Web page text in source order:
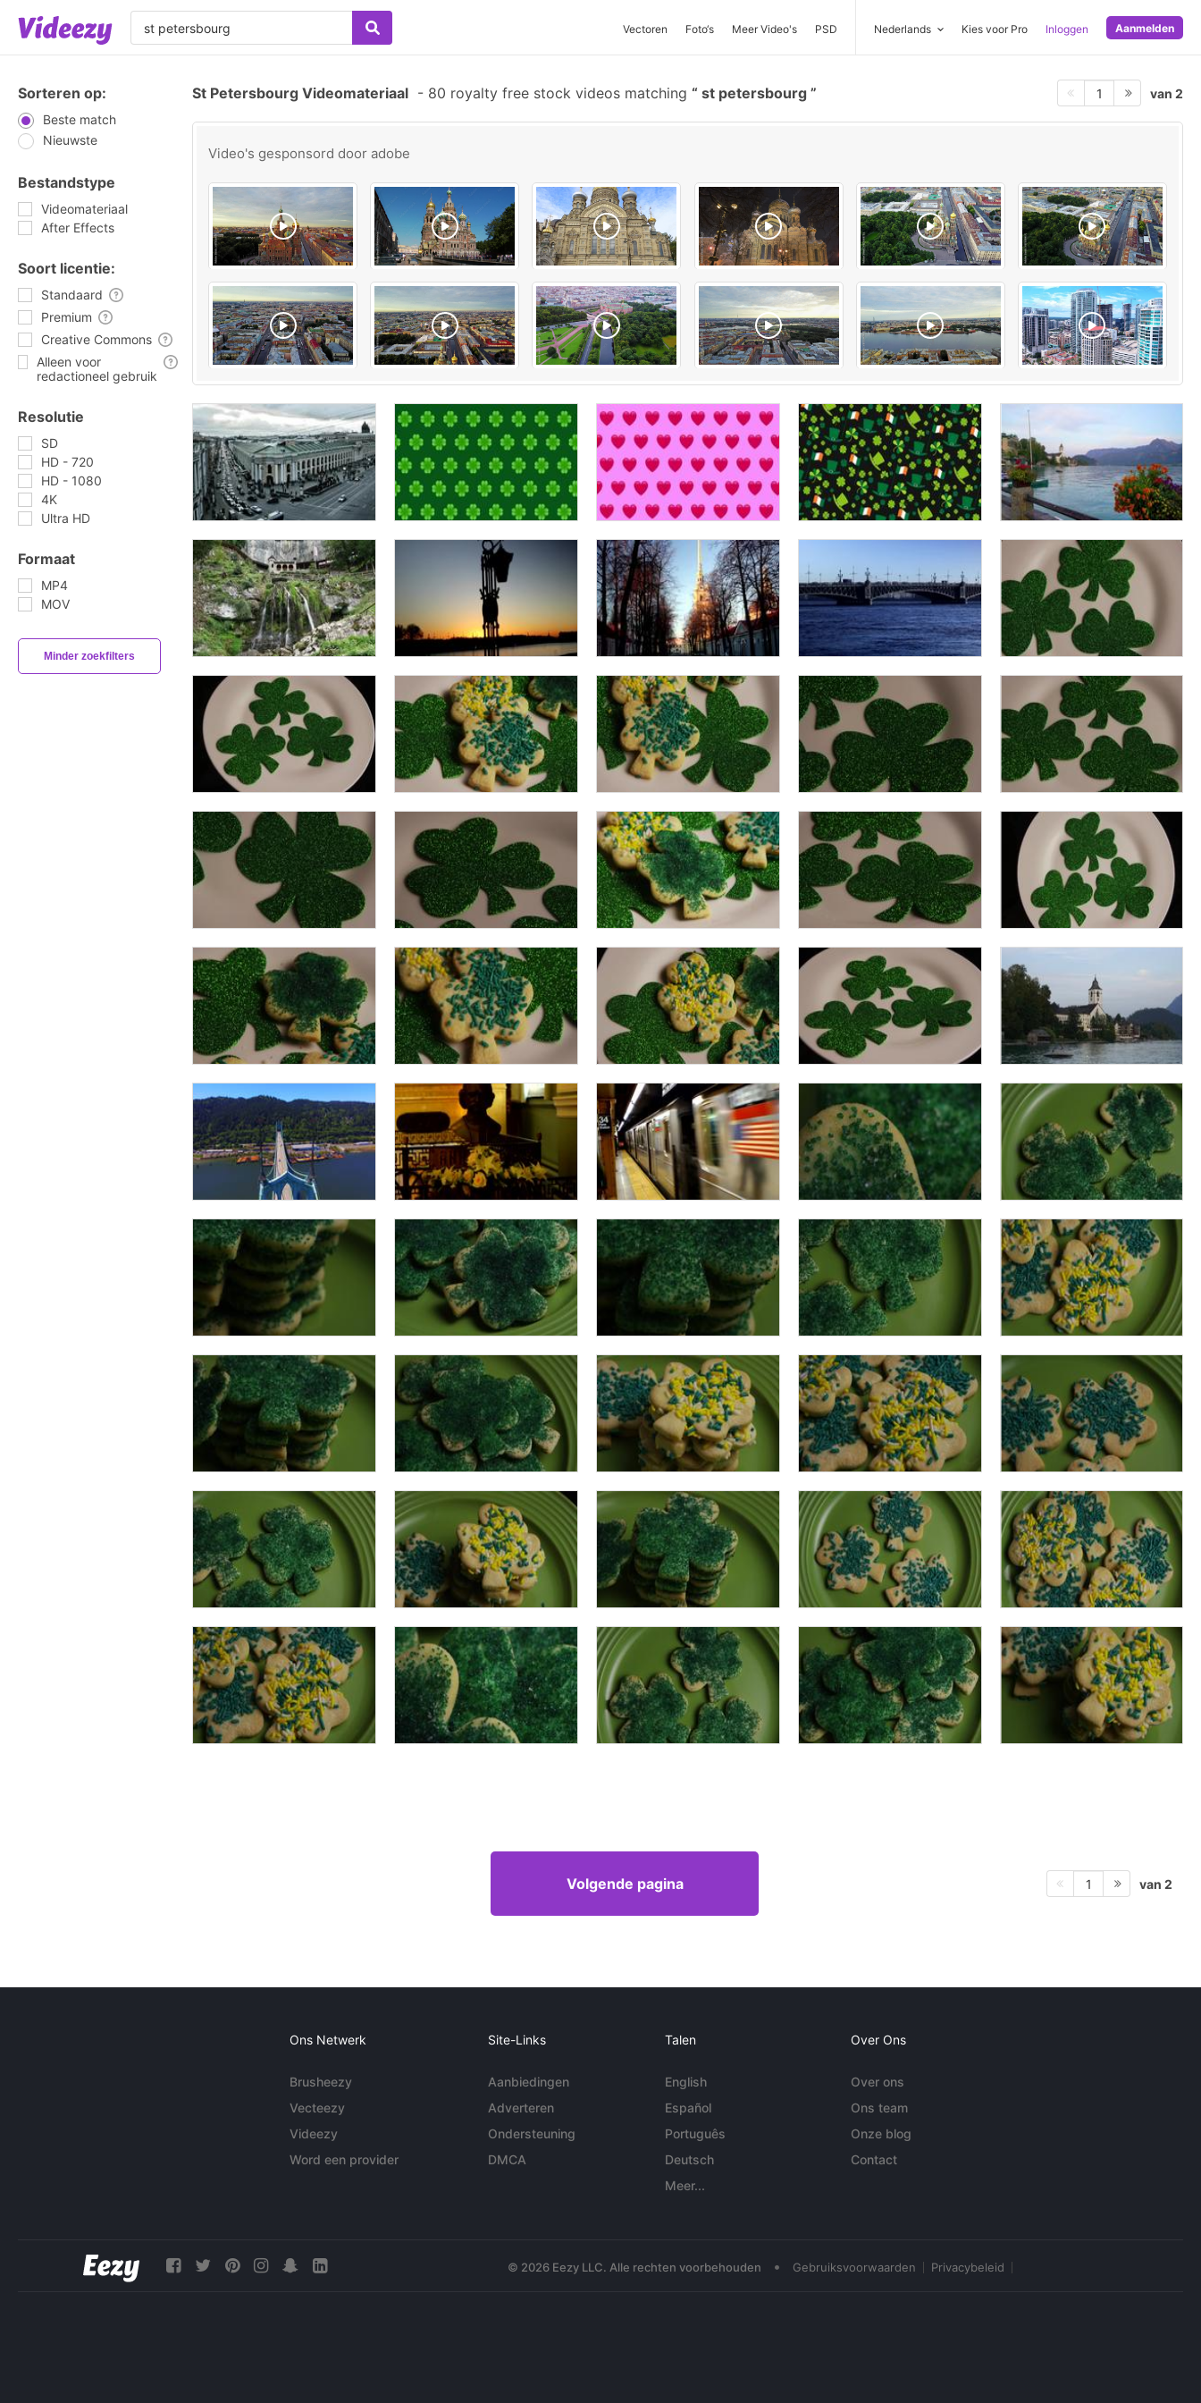
Vectoren Foto‘s Meer Video's PSD Nederlands Kies voor Pro Inloggen Aanmelden
Sorteren op:
Beste match
Nieuwste
Bestandstype
Videomateriaal
After Effects
Soort licentie:
Standaard
Premium
Creative Commons
Alleen voor
redactioneel gebruik
Resolutie
SD
HD - 720
HD - 1080
4K
Ultra HD
Formaat
MP4
MOV
Minder zoekfilters
St Petersbourg Videomateriaal - 80 royalty free stock videos matching st petersbourg 1 van 2
Video's gesponsord door adobe
Volgende pagina 1 van 2
Ons Netwerk
Brusheezy
Vecteezy
Videezy
Word een provider
Site-Links
Aanbiedingen
Adverteren
Ondersteuning
DMCA
Talen
English
Español
Português
Deutsch
Meer...
Over Ons
Over ons
Ons team
Onze blog
Contact
© 2026 Eezy LLC. Alle rechten voorbehouden • Gebruiksvoorwaarden Privacybeleid